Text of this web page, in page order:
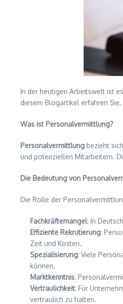
In der heutigen Arbeitswelt ist
diesem Blogartikel erfahren
Was ist Personalvermittlung?
Personalvermittlung bezieht
und potenziellen Mitarbeitern.
Die Bedeutung von
Die Rolle der
Fachkräftemangel: In
Effiziente Rekrutierung:
Zeit und Kosten.
Spezialisierung: Viele
können.
Marktkenntnis:
Vertraulichkeit: Für
vertraulich zu halten.